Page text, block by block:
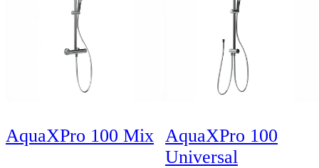
AquaXPro 100 Mix
AquaXPro 100
Universal